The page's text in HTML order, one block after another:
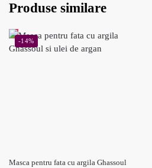
Produse similare
-14%
Masca pentru fata cu argila Ghassoul